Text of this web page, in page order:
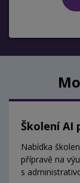
Školení AI
Nabídka
přípravě na
s